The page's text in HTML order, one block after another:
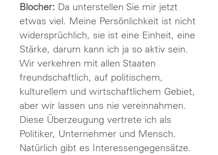
Blocher: Da unterstellen Sie mir jetzt
etwas viel. Meine Persönlichkeit ist nicht
widersprüchlich, sie ist eine Einheit, eine
Stärke, darum kann ich ja so aktiv sein.
Wir verkehren mit allen Staaten
freundschaftlich, auf politischem,
kulturellem und wirtschaftlichem Gebiet,
aber wir lassen uns nie vereinnahmen.
Diese Überzeugung vertrete ich als
Politiker, Unternehmer und Mensch.
Natürlich gibt es Interessengegensätze.